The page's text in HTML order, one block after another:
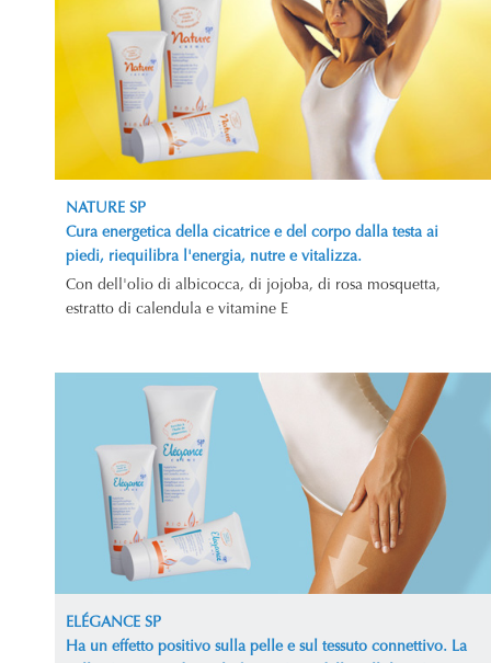
NATURE SP
Cura energetica della cicatrice e del corpo dalla testa ai
piedi, riequilibra l'energia, nutre e vitalizza.
Con dell'olio di albicocca, di jojoba, di rosa mosquetta,
estratto di calendula e vitamine E
ELÉGANCE SP
Ha un effetto positivo sulla pelle e sul tessuto connettivo. La